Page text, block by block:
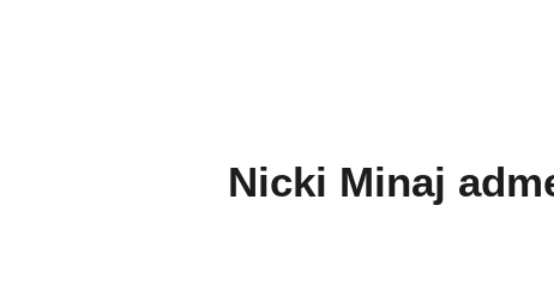
Nicki Minaj